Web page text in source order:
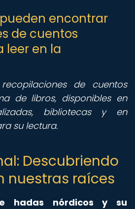
encontrar
de cuentos
leer en la
de cuentos
de libros, disponibles en
bibliotecas y en
su lectura.
Descubriendo
nuestras raíces
hadas nórdicos y su